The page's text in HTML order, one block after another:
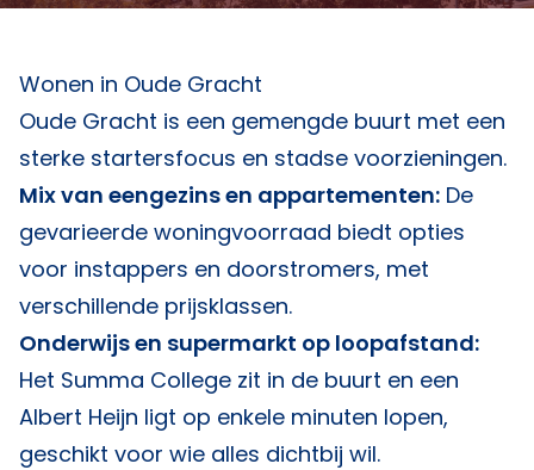
Wonen in Oude Gracht
Oude Gracht is een gemengde buurt met een
sterke startersfocus en stadse voorzieningen.
Mix van eengezins en appartementen: De
gevarieerde woningvoorraad biedt opties
voor instappers en doorstromers, met
verschillende prijsklassen.
Onderwijs en supermarkt op loopafstand:
Het Summa College zit in de buurt en een
Albert Heijn ligt op enkele minuten lopen,
geschikt voor wie alles dichtbij wil.